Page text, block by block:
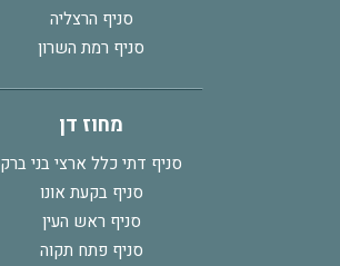
סניף הרצליה
סניף רמת השרון
מחוז דן
סניף דתי כלל ארצי בני ברק
סניף בקעת אונו
סניף ראש העין
סניף פתח תקוה